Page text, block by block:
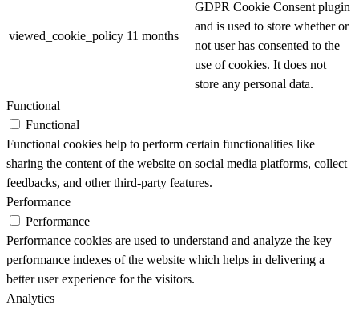
viewed_cookie_policy 11 months
GDPR Cookie Consent plugin
and is used to store whether or
not user has consented to the
use of cookies. It does not
store any personal data.
Functional
Functional
Functional cookies help to perform certain functionalities like
sharing the content of the website on social media platforms, collect
feedbacks, and other third-party features.
Performance
Performance
Performance cookies are used to understand and analyze the key
performance indexes of the website which helps in delivering a
better user experience for the visitors.
Analytics